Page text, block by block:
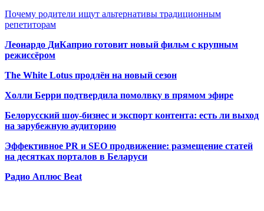
Почему родители ищут альтернативы традиционным
репетиторам
Леонардо ДиКаприо готовит новый фильм с крупным
режиссёром
The White Lotus продлён на новый сезон
Холли Берри подтвердила помолвку в прямом эфире
Белорусский шоу-бизнес и экспорт контента: есть ли выход
на зарубежную аудиторию
Эффективное PR и SEO продвижение: размещение статей
на десятках порталов в Беларуси
Радио Аплюс Beat